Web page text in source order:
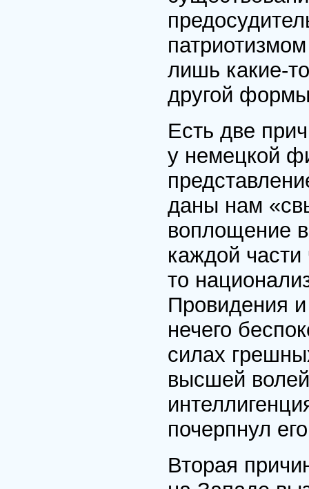
лишь какие-
другой
Есть две
у немецкой
даны нам
воплощение
каждой
то
Провидения
нечего
силах
высшей
почерпнул
Вторая